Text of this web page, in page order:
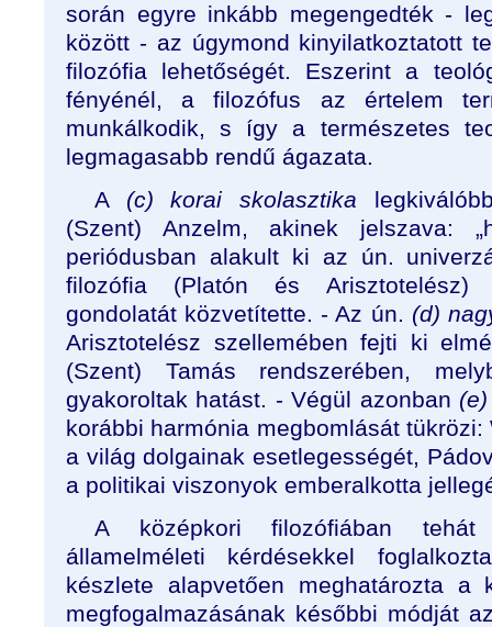
során egyre inkább megengedték -
között - az úgymond kinyilatkoztatott
filozófia lehetőségét. Eszerint a
fényénél, a filozófus az értelem
munkálkodik, s így a természetes
legmagasabb rendű ágazata.
A (c) korai skolasztika
(Szent) Anzelm, akinek jelszava:
periódusban alakult ki az ún.
filozófia (Platón és Arisztotelész)
gondolatát közvetítette. - Az ún. (d)
Arisztotelész szellemében fejti ki
(Szent) Tamás rendszerében,
gyakoroltak hatást. - Végül azonban
korábbi harmónia megbomlását
a világ dolgainak esetlegességét,
a politikai viszonyok emberalkotta
A középkori filozófiában
államelméleti kérdésekkel
készlete alapvetően meghatározta a
megfogalmazásának későbbi módját